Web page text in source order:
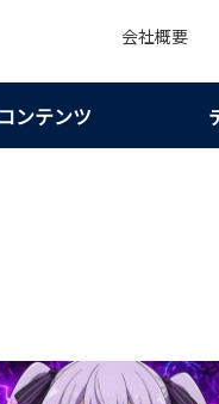
会社概要
コンテンツ